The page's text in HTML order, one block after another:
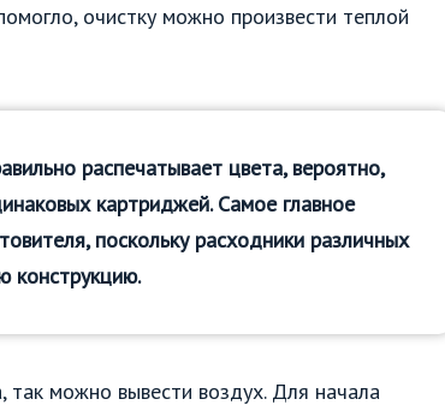
очистку можно произвести теплой
распечатывает цвета, вероятно,
картриджей. Самое главное
поскольку расходники различных
конструкцию.
так можно вывести воздух. Для начала